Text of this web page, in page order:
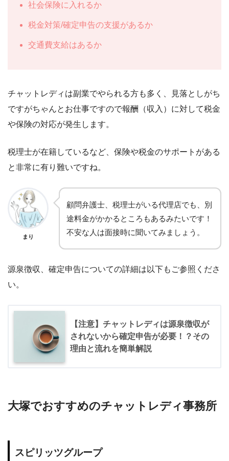
社会保険に入れるか
税金対策/確定申告の支援があるか
交通費支給はあるか
チャットレディは副業でやられる方も多く、見落としがち
ですがちゃんとお仕事ですので報酬（収入）に対して税金
や保険の対応が発生します。
税理士が在籍しているなど、保険や税金のサポートがある
と非常に有り難いですね。
まり
顧問弁護士、税理士がいる代理店でも、別
途料金がかかるところもあるみたいです！
不安な人は面接時に聞いてみましょう。
源泉徴収、確定申告についての詳細は以下もご参照くださ
い。
【注意】チャットレディは源泉徴収が
されないから確定申告が必要！？その
理由と流れを簡単解説
大塚でおすすめのチャットレディ事務所
スピリッツグループ